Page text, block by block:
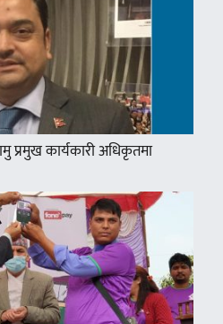
प्रमुख कार्यकारी अधिकृतमा